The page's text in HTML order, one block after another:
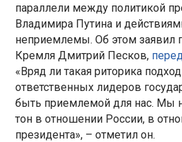
параллели между политикой
Владимира Путина и
неприемлемы. Об этом заявил
Кремля Дмитрий Песков,
«Вряд ли такая риторика
ответственных лидеров
быть приемлемой для нас. Мы
тон в отношении России, в
президента», – отметил он.